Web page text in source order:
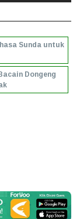
Sunda untuk
Dongeng